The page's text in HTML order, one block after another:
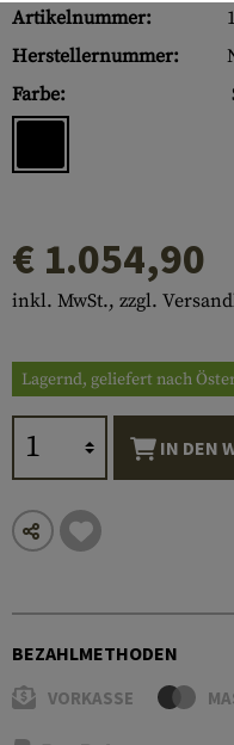
Artikelnummer:
Herstellernummer:
Farbe:
€ 1.054,90
inkl. MwSt., zzgl.
Lagernd, geliefert nach
IN DEN
BEZAHLMETHODEN
VORKASSE